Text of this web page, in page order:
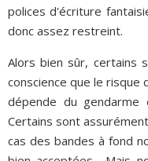
polices d'écriture
donc assez restreint.
Alors bien sûr, certains
conscience que le risque
dépende du gendarme
Certains sont
cas des bandes à fond